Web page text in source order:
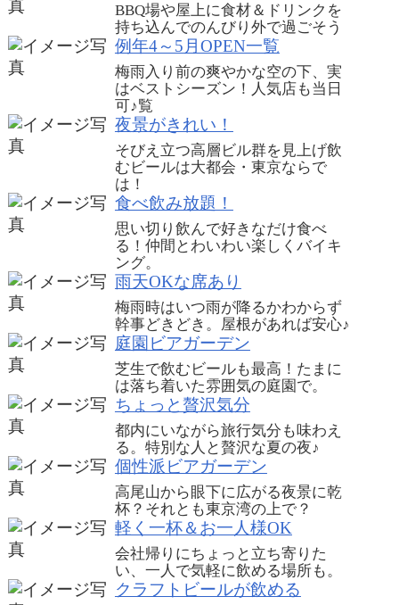
BBQ場や屋上に食材＆ドリンクを
持ち込んでのんびり外で過ごそう
例年4～5月OPEN一覧
梅雨入り前の爽やかな空の下、実
はベストシーズン！人気店も当日
可♪覧
夜景がきれい！
そびえ立つ高層ビル群を見上げ飲
むビールは大都会・東京ならで
は！
食べ飲み放題！
思い切り飲んで好きなだけ食べ
る！仲間とわいわい楽しくバイキ
ング。
雨天OKな席あり
梅雨時はいつ雨が降るかわからず
幹事どきどき。屋根があれば安心♪
庭園ビアガーデン
芝生で飲むビールも最高！たまに
は落ち着いた雰囲気の庭園で。
ちょっと贅沢気分
都内にいながら旅行気分も味わえ
る。特別な人と贅沢な夏の夜♪
個性派ビアガーデン
高尾山から眼下に広がる夜景に乾
杯？それとも東京湾の上で？
軽く一杯＆お一人様OK
会社帰りにちょっと立ち寄りた
い、一人で気軽に飲める場所も。
クラフトビールが飲める